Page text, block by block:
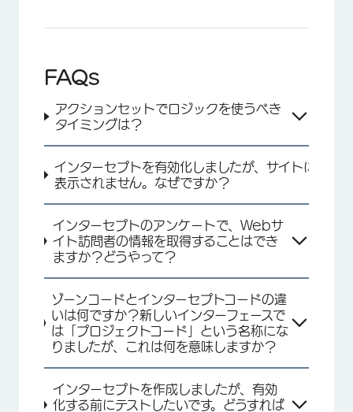
×
FAQs
アクションセットでロジックを使うべき
タイミングは？
インターセプトを有効化しましたが、サイトに
表示されません。なぜですか？
インターセプトのアンケートで、Webサ
イト訪問者の情報を取得することはでき
ますか？どうやって？
ゾーンコードとインターセプトコードの違
いは何ですか？新しいインターフェースで
は「プロジェクトコード」という名称にな
りましたが、これは何を意味しますか？
インターセプトを作成しましたが、有効
化する前にテストしたいです。どうすれば